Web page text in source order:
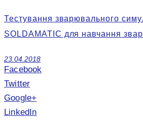
Тестування зварювального
SOLDAMATIC для навчання
23.04.2018
Facebook
Twitter
Google+
LinkedIn